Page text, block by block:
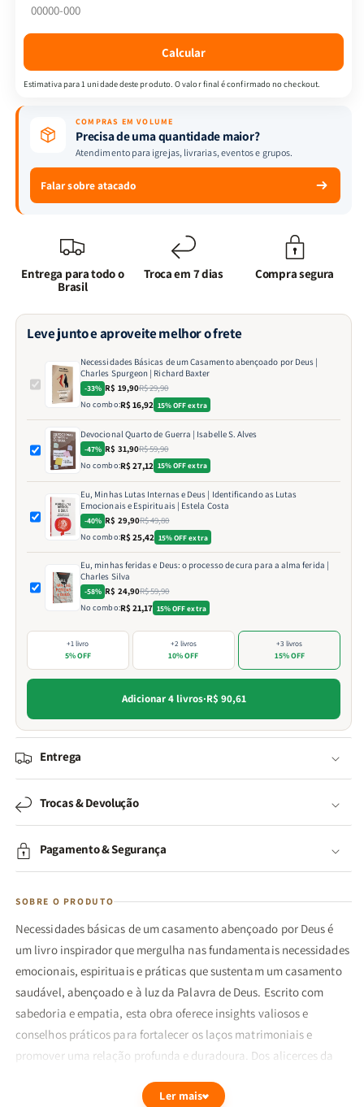
abençoado
Charles
Spurgeon
Richard
Baxter
Charles
Spurgeon
Richard
Baxter
Calcular
Estimativa para 1 unidade deste produto. O valor final é confirmado no checkout.
COMPRAS EM VOLUME
Precisa de uma quantidade maior?
Atendimento para igrejas, livrarias, eventos e grupos.
Falar sobre atacado
Entrega para todo o
Brasil
Troca em 7 dias Compra segura
Leve junto e aproveite melhor o frete
Necessidades Básicas de um Casamento abençoado por Deus |
Charles Spurgeon | Richard Baxter
-33% R$ 19,90R$ 29,90
No combo:R$ 16,92 15% OFF extra
Devocional Quarto de Guerra | Isabelle S. Alves
-47% R$ 31,90R$ 59,90
No combo:R$ 27,12 15% OFF extra
Eu, Minhas Lutas Internas e Deus | Identificando as Lutas
Emocionais e Espirituais | Estela Costa
-40% R$ 29,90R$ 49,80
No combo:R$ 25,42 15% OFF extra
Eu, minhas feridas e Deus: o processo de cura para a alma ferida |
Charles Silva
-58% R$ 24,90R$ 59,90
No combo:R$ 21,17 15% OFF extra
+1 livro
5% OFF
+2 livros
10% OFF
+3 livros
15% OFF
Adicionar 4 livros·R$ 90,61
Entrega
Trocas & Devolução
Pagamento & Segurança
SOBRE O PRODUTO
Necessidades básicas de um casamento abençoado por Deus é
um livro inspirador que mergulha nas fundamentais necessidades
emocionais, espirituais e práticas que sustentam um casamento
saudável, abençoado e à luz da Palavra de Deus. Escrito com
sabedoria e empatia, esta obra oferece insights valiosos e
conselhos práticos para fortalecer os laços matrimoniais e
promover uma relação profunda e duradoura. Dos alicerces da
mútuo, este livro se torna um guia essencial para casais que
Ler mais